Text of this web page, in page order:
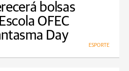
bolsas
OFEC
Day
ESPORTE